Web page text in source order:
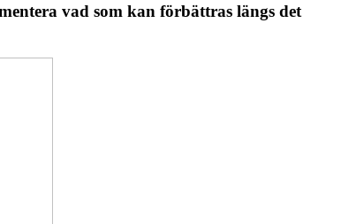
vad som kan förbättras längs det